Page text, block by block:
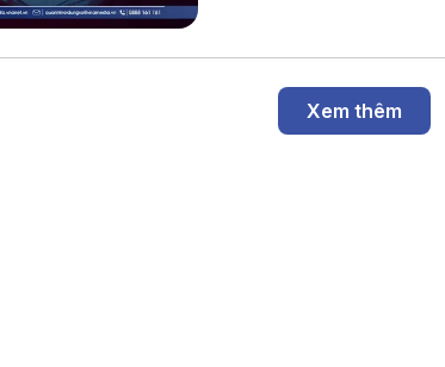
thí sinh tại điểm thi này, tổ
án xét tuyển riêng nhằm
thi trên phạm vi cả nước.
Xem thêm